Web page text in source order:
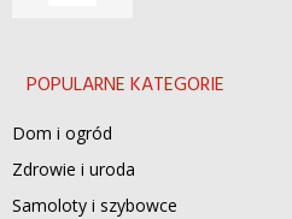
POPULARNE KATEGORIE
Dom i ogród
Zdrowie i uroda
Samoloty i szybowce